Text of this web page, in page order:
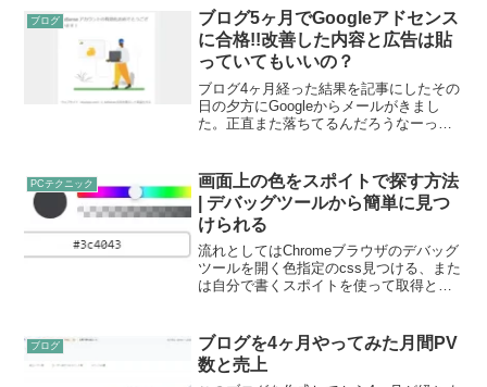
スを確認しましょうメールアドレスには
様々な情報がのっています。...
ブログ
ブログ5ヶ月でGoogleアドセンス
に合格!!改善した内容と広告は貼
っていてもいいの？
ブログ4ヶ月経った結果を記事にしたその
日の夕方にGoogleからメールがきまし
た。正直また落ちてるんだろうなーっと
よ！ってブログに書いたところでした。
笑確かにいろい...
PCテクニック
画面上の色をスポイトで探す方法
| デバッグツールから簡単に見つ
けられる
流れとしてはChromeブラウザのデバッグ
ツールを開く色指定のcss見つける、また
は自分で書くスポイトを使って取得とな
Chromeを使用しますのでインストールが
まだの方は...
ブログ
ブログを4ヶ月やってみた月間PV
数と売上